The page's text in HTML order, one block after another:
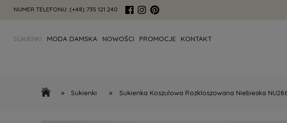
NUMER TELEFONU: (+48) 735 121 240
SUKIENKI MODA DAMSKA NOWOŚCI PROMOCJE KONTAKT
» Sukienki » Sukienka Koszulowa Rozkloszowana Niebieska